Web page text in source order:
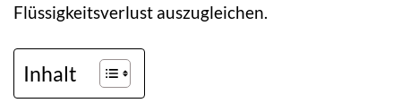
Flüssigkeitsverlust auszugleichen.
Inhalt